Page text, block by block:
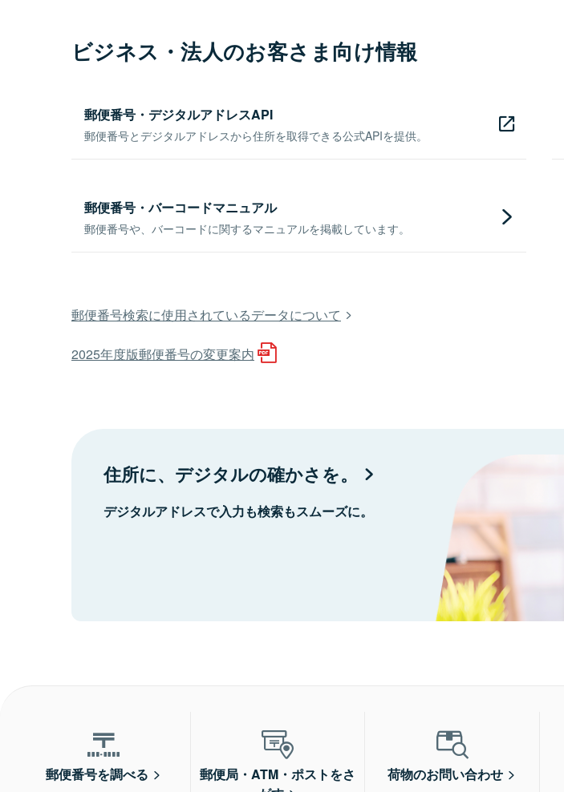
ビジネス・法人のお客さま向け情報
郵便番号・デジタルアドレスAPI
郵便番号とデジタルアドレスから住所を取得できる公式APIを提供。
郵便番号・バーコードマニュアル
郵便番号や、バーコードに関するマニュアルを掲載しています。
郵便番号検索に使用されているデータについて
2025年度版郵便番号の変更案内
住所に、デジタルの確かさを。
デジタルアドレスで入力も検索もスムーズに。
郵便番号を調べる
郵便局・ATM・ポストをさ
荷物のお問い合わせ